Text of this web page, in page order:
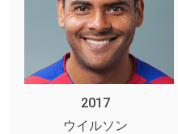
2017
ウイルソン